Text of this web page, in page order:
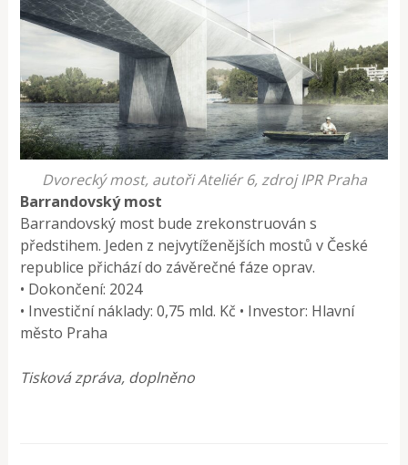
Dvorecký most, autoři Ateliér 6, zdroj IPR Praha
Barrandovský most
Barrandovský most bude zrekonstruován s
předstihem. Jeden z nejvytíženějších mostů v České
republice přichází do závěrečné fáze oprav.
• Dokončení: 2024
• Investiční náklady: 0,75 mld. Kč • Investor: Hlavní
město Praha
Tisková zpráva, doplněno